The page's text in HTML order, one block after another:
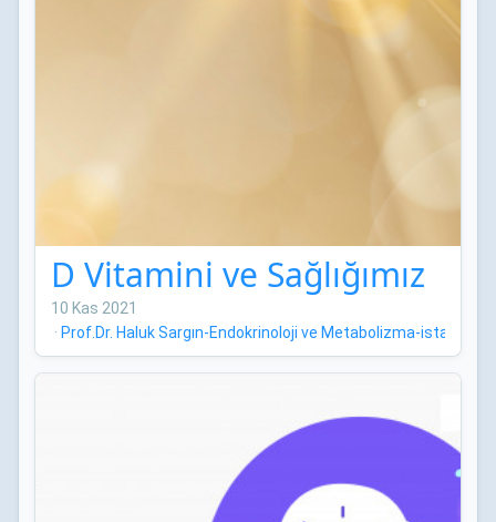
D Vitamini ve Sağlığımız
10 Kas 2021
· Prof.Dr. Haluk Sargın-Endokrinoloji ve Metabolizma-istanbul